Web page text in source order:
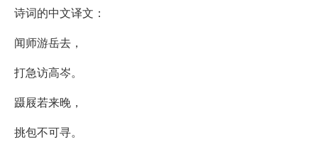
诗词的中文译文：
闻师游岳去，
打急访高岑。
蹑屐若来晚，
挑包不可寻。